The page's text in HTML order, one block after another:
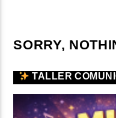
TITLE
SORRY,
TALLER